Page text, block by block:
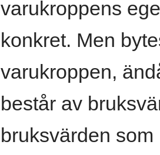
varukroppens
konkret. Men
varukroppen,
består av
bruksvärden